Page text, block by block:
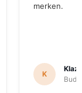
merken.
K